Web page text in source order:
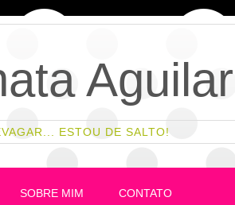
Aguilar
ESTOU DE SALTO!
SOBRE MIM CONTATO